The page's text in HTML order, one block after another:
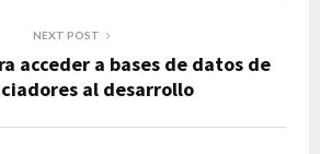
NEXT POST
acceder a bases de datos de
al desarrollo